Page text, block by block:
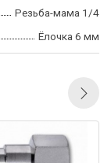
Резьба-мама 1/4
Ёлочка 6 мм